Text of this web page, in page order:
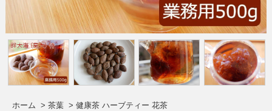
ホーム > 茶葉 > 健康茶 ハーブティー 花茶